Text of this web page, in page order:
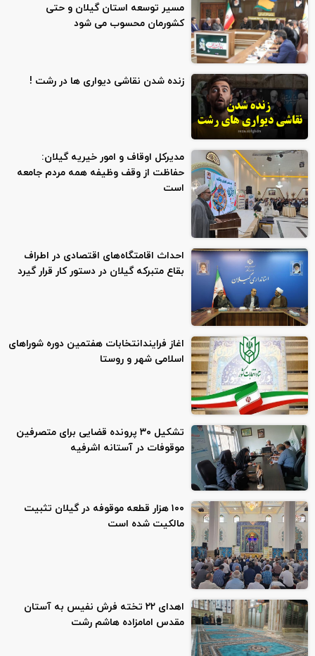
مسیر توسعه استان گیلان و حتی
كشورمان محسوب می شود
زنده شدن نقاشی دیواری ها در رشت !
مدیرکل اوقاف و امور خیریه گیلان:
حفاظت از وقف وظیفه همه مردم جامعه
است
احداث اقامتگاه‌های اقتصادی در اطراف
بقاع متبرکه گیلان در دستور کار قرار گیرد
اغاز فرایندانتخابات هفتمین دوره شوراهای
اسلامی شهر و‌ روستا
تشکیل ۳۰ پرونده قضایی برای متصرفین
موقوفات در آستانه اشرفیه
۱۰۰ هزار قطعه موقوفه در گیلان تثبیت
مالکیت شده است
اهدای ۲۲ تخته فرش نفیس به آستان
مقدس امامزاده هاشم رشت